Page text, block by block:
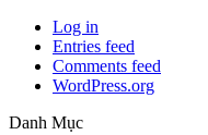
Log in
Entries feed
Comments feed
WordPress.org
Danh Mục